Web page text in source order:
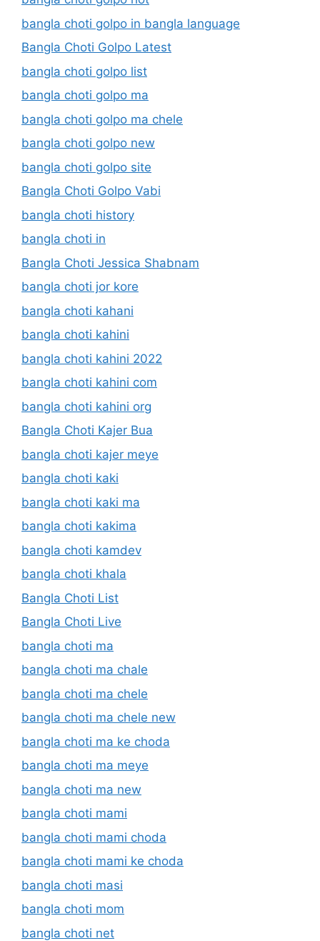
bangla choti golpo in bangla language
Bangla Choti Golpo Latest
bangla choti golpo list
bangla choti golpo ma
bangla choti golpo ma chele
bangla choti golpo new
bangla choti golpo site
Bangla Choti Golpo Vabi
bangla choti history
bangla choti in
Bangla Choti Jessica Shabnam
bangla choti jor kore
bangla choti kahani
bangla choti kahini
bangla choti kahini 2022
bangla choti kahini com
bangla choti kahini org
Bangla Choti Kajer Bua
bangla choti kajer meye
bangla choti kaki
bangla choti kaki ma
bangla choti kakima
bangla choti kamdev
bangla choti khala
Bangla Choti List
Bangla Choti Live
bangla choti ma
bangla choti ma chale
bangla choti ma chele
bangla choti ma chele new
bangla choti ma ke choda
bangla choti ma meye
bangla choti ma new
bangla choti mami
bangla choti mami choda
bangla choti mami ke choda
bangla choti masi
bangla choti mom
bangla choti net